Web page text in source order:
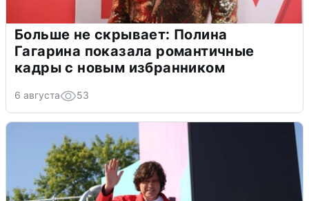
Больше не скрывает: Полина
Гагарина показала романтичные
кадры с новым избранником
6 августа 53